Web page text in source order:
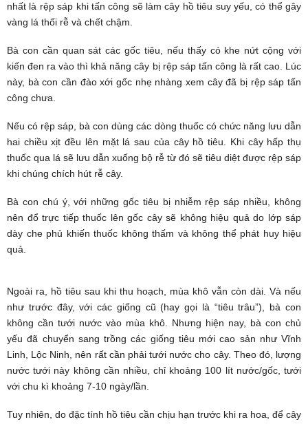
nhất là rệp sáp khi tấn công sẽ làm cây hồ tiêu suy yếu, có thể gây
vàng lá thối rễ và chết chậm.
Bà con cần quan sát các gốc tiêu, nếu thấy có khe nứt cộng với
kiến đen ra vào thì khả năng cây bị rệp sáp tấn công là rất cao. Lúc
này, bà con cần đào xới gốc nhẹ nhàng xem cây đã bị rệp sáp tấn
công chưa.
Nếu có rệp sáp, bà con dùng các dòng thuốc có chức năng lưu dẫn
hai chiều xịt đều lên mặt lá sau của cây hồ tiêu. Khi cây hấp thụ
thuốc qua lá sẽ lưu dẫn xuống bộ rễ từ đó sẽ tiêu diệt được rệp sáp
khi chúng chích hút rễ cây.
Bà con chú ý, với những gốc tiêu bị nhiễm rệp sáp nhiều, không
nên đổ trực tiếp thuốc lên gốc cây sẽ không hiệu quả do lớp sáp
dày che phủ khiến thuốc không thấm và không thể phát huy hiệu
quả.
Ngoài ra, hồ tiêu sau khi thu hoạch, mùa khô vẫn còn dài. Và nếu
như trước đây, với các giống cũ (hay gọi là “tiêu trâu”), bà con
không cần tưới nước vào mùa khô. Nhưng hiện nay, bà con chủ
yếu đã chuyển sang trồng các giống tiêu mới cao sản như Vĩnh
Linh, Lộc Ninh, nên rất cần phải tưới nước cho cây. Theo đó, lượng
nước tưới này không cần nhiều, chỉ khoảng 100 lít nước/gốc, tưới
với chu kì khoảng 7-10 ngày/lần.
Tuy nhiên, do đặc tính hồ tiêu cần chịu hạn trước khi ra hoa, để cây